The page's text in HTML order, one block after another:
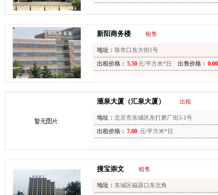
新阳商务楼 租售
地址： 珠市口东大街1号
出租价格： 5.50 元/平方米*日 出售价格： 0.00
滙泉大厦（汇泉大厦） 出租
地址： 北京市东城区东打磨厂街3-1号
出租价格： 7.00 元/平方米*日
搜宝崇文 租售
地址： 东城区磁器口东北角